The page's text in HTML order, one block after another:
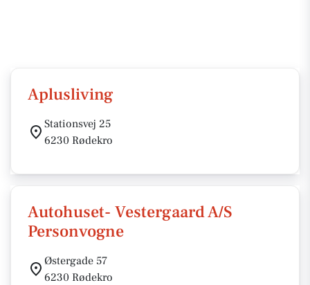
Aplusliving
Stationsvej 25
6230 Rødekro
Autohuset- Vestergaard A/S
Personvogne
Østergade 57
6230 Rødekro